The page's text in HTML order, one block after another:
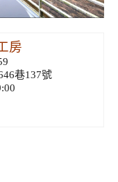
房
巷137號